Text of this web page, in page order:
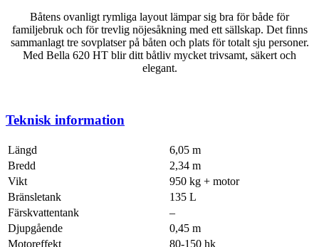
Båtens ovanligt rymliga layout lämpar sig bra för både för
familjebruk och för trevlig nöjesåkning med ett sällskap. Det finns
sammanlagt tre sovplatser på båten och plats för totalt sju personer.
Med Bella 620 HT blir ditt båtliv mycket trivsamt, säkert och
elegant.
Teknisk information
Längd
6,05 m
Bredd
2,34 m
Vikt
950 kg + motor
Bränsletank
135 L
Färskvattentank
–
Djupgående
0,45 m
Motoreffekt
80-150 hk